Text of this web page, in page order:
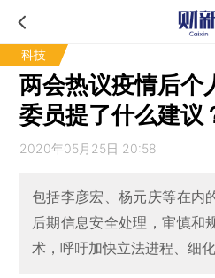
科技
两会热议疫情后个
委员提了什么建议
2020年05月25日 20:58
包括李彦宏、杨元庆等在内
后期信息安全处理，审慎和
术，呼吁加快立法进程、细